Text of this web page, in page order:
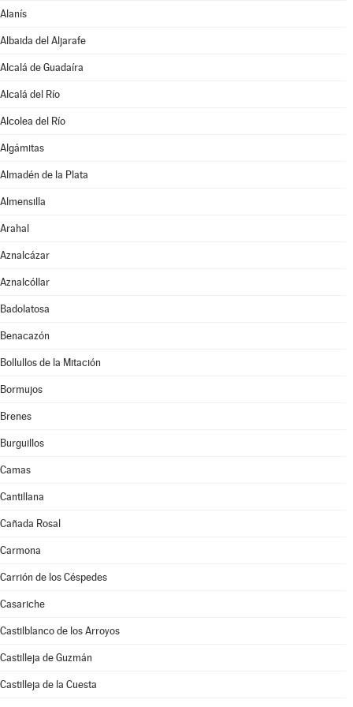
Alanís
Albaida del Aljarafe
Alcalá de Guadaíra
Alcalá del Río
Alcolea del Río
Algámitas
Almadén de la Plata
Almensilla
Arahal
Aznalcázar
Aznalcóllar
Badolatosa
Benacazón
Bollullos de la Mitación
Bormujos
Brenes
Burguillos
Camas
Cantillana
Cañada Rosal
Carmona
Carrión de los Céspedes
Casariche
Castilblanco de los Arroyos
Castilleja de Guzmán
Castilleja de la Cuesta